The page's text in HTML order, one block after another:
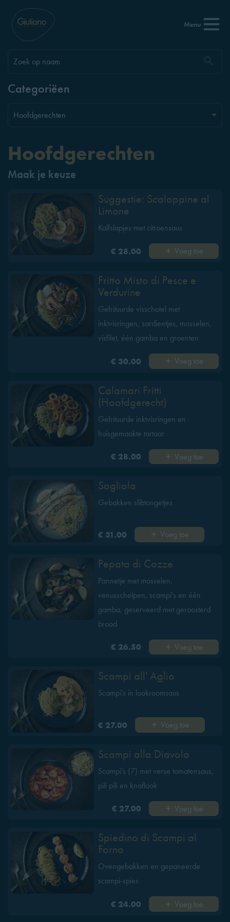
Menu
Categoriëen
Hoofdgerechten
Maak je keuze
Suggestie: Scaloppine al
Limone
Kalfslapjes met citroensaus
€ 28.00 Voeg toe
Fritto Misto di Pesce e
Verdurine
Gefrituurde visschotel met
inktvisringen, sardientjes, mosselen,
visfilet, één gamba en groenten
€ 30.00 Voeg toe
Calamari Fritti
(Hoofdgerecht)
Gefrituurde inktvisringen en
huisgemaakte tartaar
€ 28.00 Voeg toe
Sogliola
Gebakken slibtongetjes
€ 31.00 Voeg toe
Pepata di Cozze
Pannetje met mosselen,
venusschelpen, scampi's en één
gamba, geserveerd met geroosterd
brood
€ 26.50 Voeg toe
Scampi all' Aglio
Scampi's in lookroomsaus
€ 27.00 Voeg toe
Scampi alla Diavola
Scampi’s (7) met verse tomatensaus,
pili pili en knoflook
€ 27.00 Voeg toe
Spiedino di Scampi al
Forno
Ovengebakken en gepaneerde
scampi-spies
€ 24.00 Voeg toe